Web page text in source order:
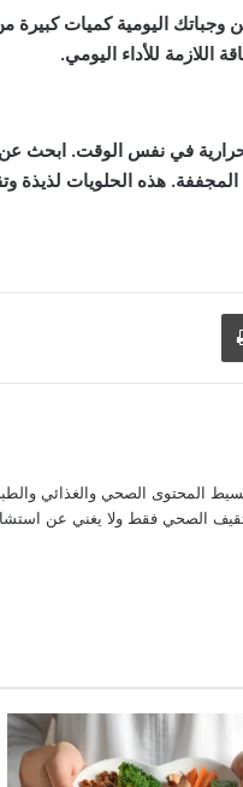
اليومية كميات كبيرة
للأداء اليومي.
الحرارية في نفس الوقت.
المجففة. هذه الحلويات لذيذة
طباعة
المحتوى الصحي والغذائي
الصحي فقط ولا يغني عن